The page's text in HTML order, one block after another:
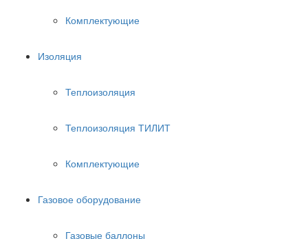
Комплектующие
Изоляция
Теплоизоляция
Теплоизоляция ТИЛИТ
Комплектующие
Газовое оборудование
Газовые баллоны